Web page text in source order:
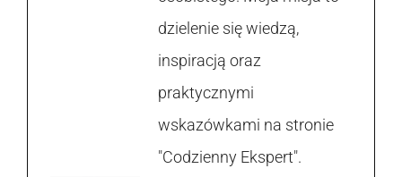
dzielenie się wiedzą,
inspiracją oraz
praktycznymi
wskazówkami na stronie
"Codzienny Ekspert".